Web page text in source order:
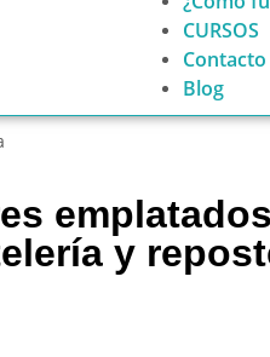
CURSOS
Contacto
Blog
y